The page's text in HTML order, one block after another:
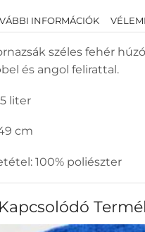
INFORMÁCIÓK
széles fehér
és angol felirattal.
liter
cm
100% poliészter
Kapcsolódó